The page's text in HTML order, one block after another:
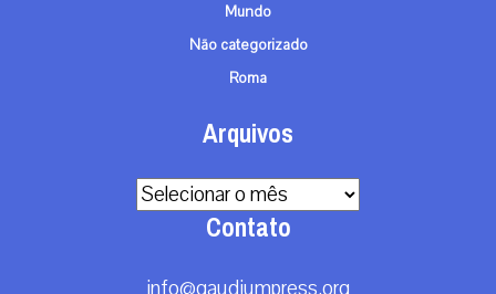
Mundo
Não categorizado
Roma
Arquivos
Arquivos
Contato
info@gaudiumpress.org